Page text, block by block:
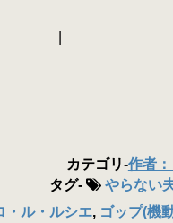
ゝ
|
カテゴリ-作者
タグ- やらない
・ル・ルシエ, ゴップ(機